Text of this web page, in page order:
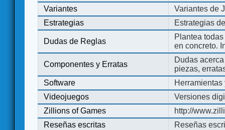
Variantes
Variantes de
Estrategias
Estrategias
Dudas de Reglas
Plantea
en concreto.
Componentes y Erratas
Dudas
piezas,
Software
Videojuegos
Versiones
Zillions of Games
http://
Reseñas escritas
Reseñas